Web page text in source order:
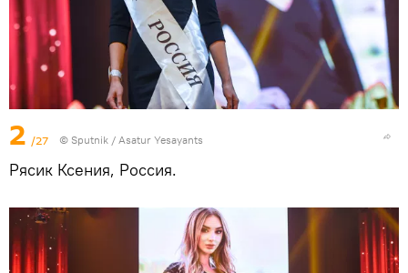
2 /27 © Sputnik / Asatur Yesayants
Рясик Ксения, Россия.